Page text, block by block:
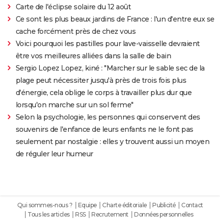
Carte de l'éclipse solaire du 12 août
Ce sont les plus beaux jardins de France : l'un d'entre eux se
cache forcément près de chez vous
Voici pourquoi les pastilles pour lave-vaisselle devraient
être vos meilleures alliées dans la salle de bain
Sergio Lopez Lopez, kiné : "Marcher sur le sable sec de la
plage peut nécessiter jusqu'à près de trois fois plus
d'énergie, cela oblige le corps à travailler plus dur que
lorsqu'on marche sur un sol ferme"
Selon la psychologie, les personnes qui conservent des
souvenirs de l'enfance de leurs enfants ne le font pas
seulement par nostalgie : elles y trouvent aussi un moyen
de réguler leur humeur
Qui sommes-nous ? Equipe Charte éditoriale Publicité
Contact
Tous les articles
RSS Recrutement Données personnelles